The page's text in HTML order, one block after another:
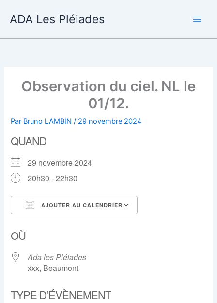
ADA Les Pléiades
Observation du ciel. NL le
01/12.
Par Bruno LAMBIN/ 29 novembre 2024
QUAND
29 novembre 2024
20h30 - 22h30
AJOUTER AU CALENDRIER
OÙ
Ada les Pléiades
xxx, Beaumont
TYPE D’ÉVÈNEMENT